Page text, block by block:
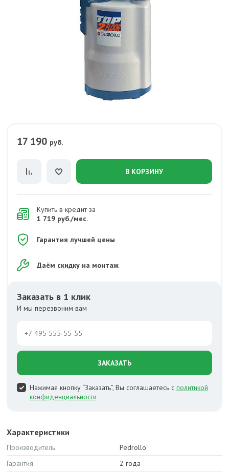
17 190 руб.
В КОРЗИНУ
Купить в кредит за
1 719 руб./мес.
Гарантия лучшей цены
Даём скидку на монтаж
Заказать в 1 клик
И мы перезвоним вам
ЗАКАЗАТЬ
Нажимая кнопку “Заказать”, Вы соглашаетесь с политикой
конфиденциальности
Характеристики
Производитель
Pedrollo
Гарантия
2 года